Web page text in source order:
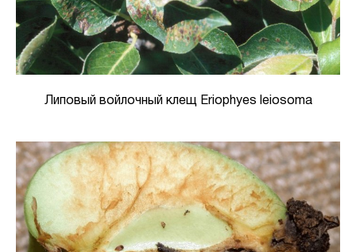
Липовый войлочный клещ Eriophyes leiosoma